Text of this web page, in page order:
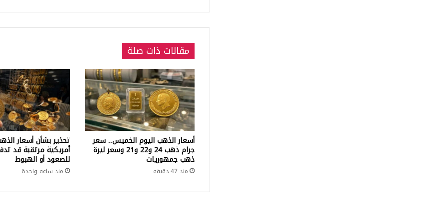
مقالات ذات صلة
أسعار الذهب اليوم الخميس.. سعر
جرام ذهب 24 و22 و21 وسعر ليرة
ذهب جمهوريات
منذ 47 دقيقة
تحذير بشأن أسعار
أمريكية مرتقبة قد
للصعود أو الهبوط
منذ ساعة واحدة